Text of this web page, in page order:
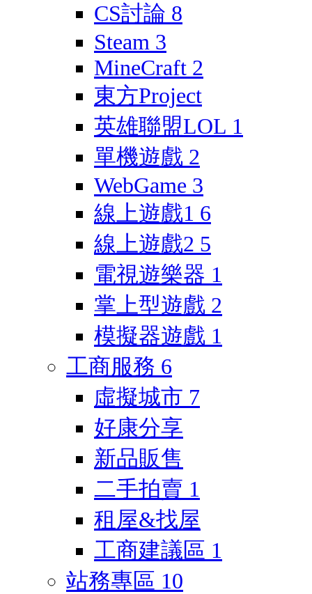
CS討論 8
Steam 3
MineCraft 2
東方Project
英雄聯盟LOL 1
單機遊戲 2
WebGame 3
線上遊戲1 6
線上遊戲2 5
電視遊樂器 1
掌上型遊戲 2
模擬器遊戲 1
工商服務 6
虛擬城市 7
好康分享
新品販售
二手拍賣 1
租屋&找屋
工商建議區 1
站務專區 10